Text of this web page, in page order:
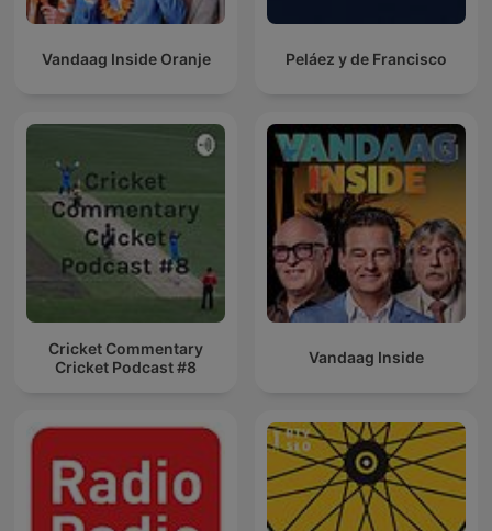
Vandaag Inside Oranje Peláez y de Francisco
Cricket Commentary
Cricket Podcast #8
Vandaag Inside